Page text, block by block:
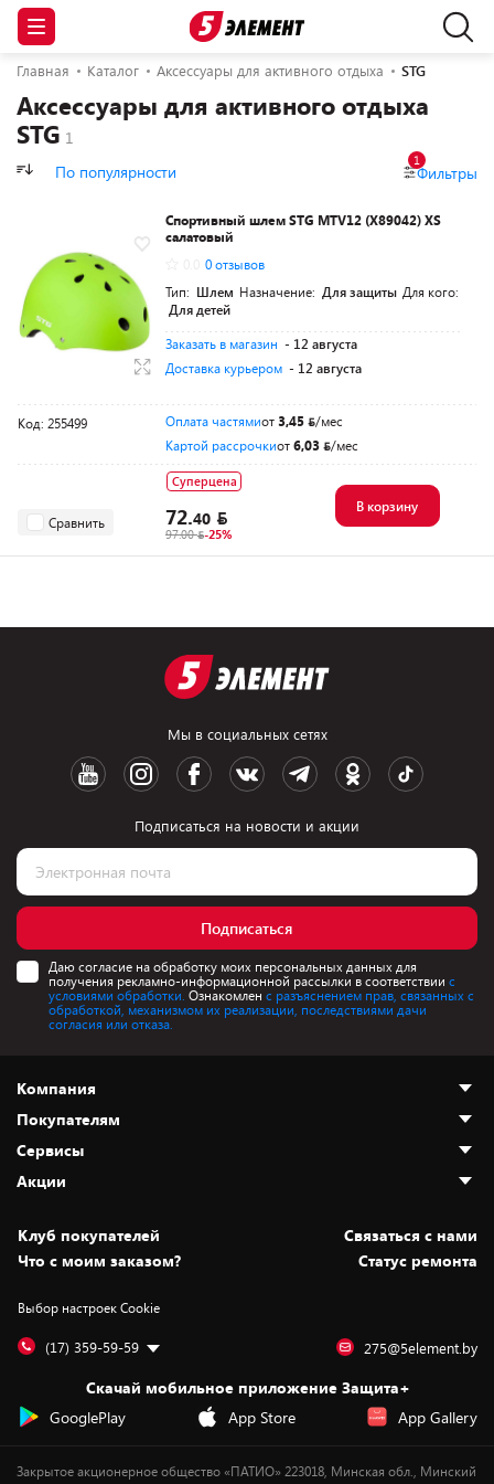
Главная Каталог Аксессуары для активного отдыха STG
Аксессуары для активного отдыха
STG
По популярности Фильтры
1
Спортивный шлем STG MTV12 (Х89042) XS
салатовый
0 отзывов
Тип: Шлем Назначение: Для защиты Для кого:
Для детей
Заказать в магазин - 12 августа
Доставка курьером - 12 августа
Код: 255499 Оплата частямиот3,45
/мес
Картой рассрочкиот6,03 /мес
Сравнить
Суперцена
72.40
97.00 -25%
В корзину
Мы в социальных сетях
Подписаться на новости и акции
Подписаться
Даю согласие на обработку моих персональных данных для
получения рекламно-информационной рассылки в соответствии с
условиями обработки. Ознакомлен с разъяснением прав, связанных с
обработкой, механизмом их реализации, последствиями дачи
согласия или отказа.
Компания
О нас
Адреса магазинов
Новости
Статьи и обзоры
Вакансии
Дай пять добру!
Покупателям
Как сделать заказ
Оплата и доставка
Безналичный расчёт
Обмен и возврат товара
Обработка персональных данных
Подарочные карты
Сервисы
Установка техники
Для игровых консолей
Для мобильных устройств
Для компьютеров
Сервисные центры
Акции
Скидки и промокоды
Белорусские товары
Бонусы
Оплата частями
Новинки
Клуб покупателей
Cвязаться с нами
Что с моим заказом?
Статус ремонта
Выбор настроек Cookie
(17) 359-59-59 275@5element.by
Скачай мобильное приложение Защита+
GooglePlay
App Store App Gallery
Закрытое акционерное общество «ПАТИО» 223018, Минская обл., Минский